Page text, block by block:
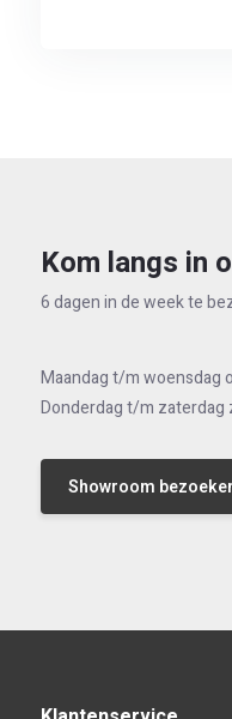
Kom langs in
6 dagen in de week te
Maandag t/m woensdag
Donderdag t/m zaterdag
Showroom